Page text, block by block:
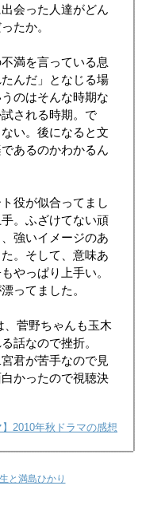
会った人達がどん
たか。
満を言っている息
んだ」となじる場
のはそんな時期な
される時期。で
い。後になると文
あるのかわかるん
役が似合ってまし
。ふざけてない頑
強いイメージのあ
。そして、意味あ
やっぱり上手い。
ってました。
、菅野ちゃんも玉木
話なので挫折。
君が苦手なので見
かったので視聴決
】2010年秋ドラマの感想
と満島ひかり